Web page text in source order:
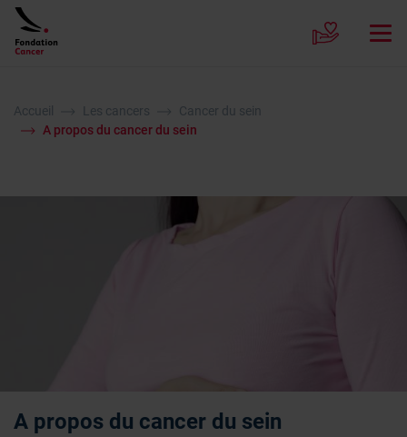
Accueil Les cancers
Cancer du sein
A propos du cancer du sein
A propos du cancer du sein